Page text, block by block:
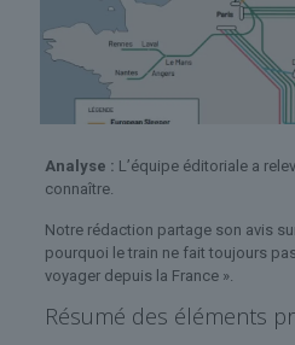
Analyse : L’équipe éditoriale a
connaître.
Notre rédaction partage son avis
pourquoi le train ne fait toujours
voyager depuis la France ».
Résumé des éléments